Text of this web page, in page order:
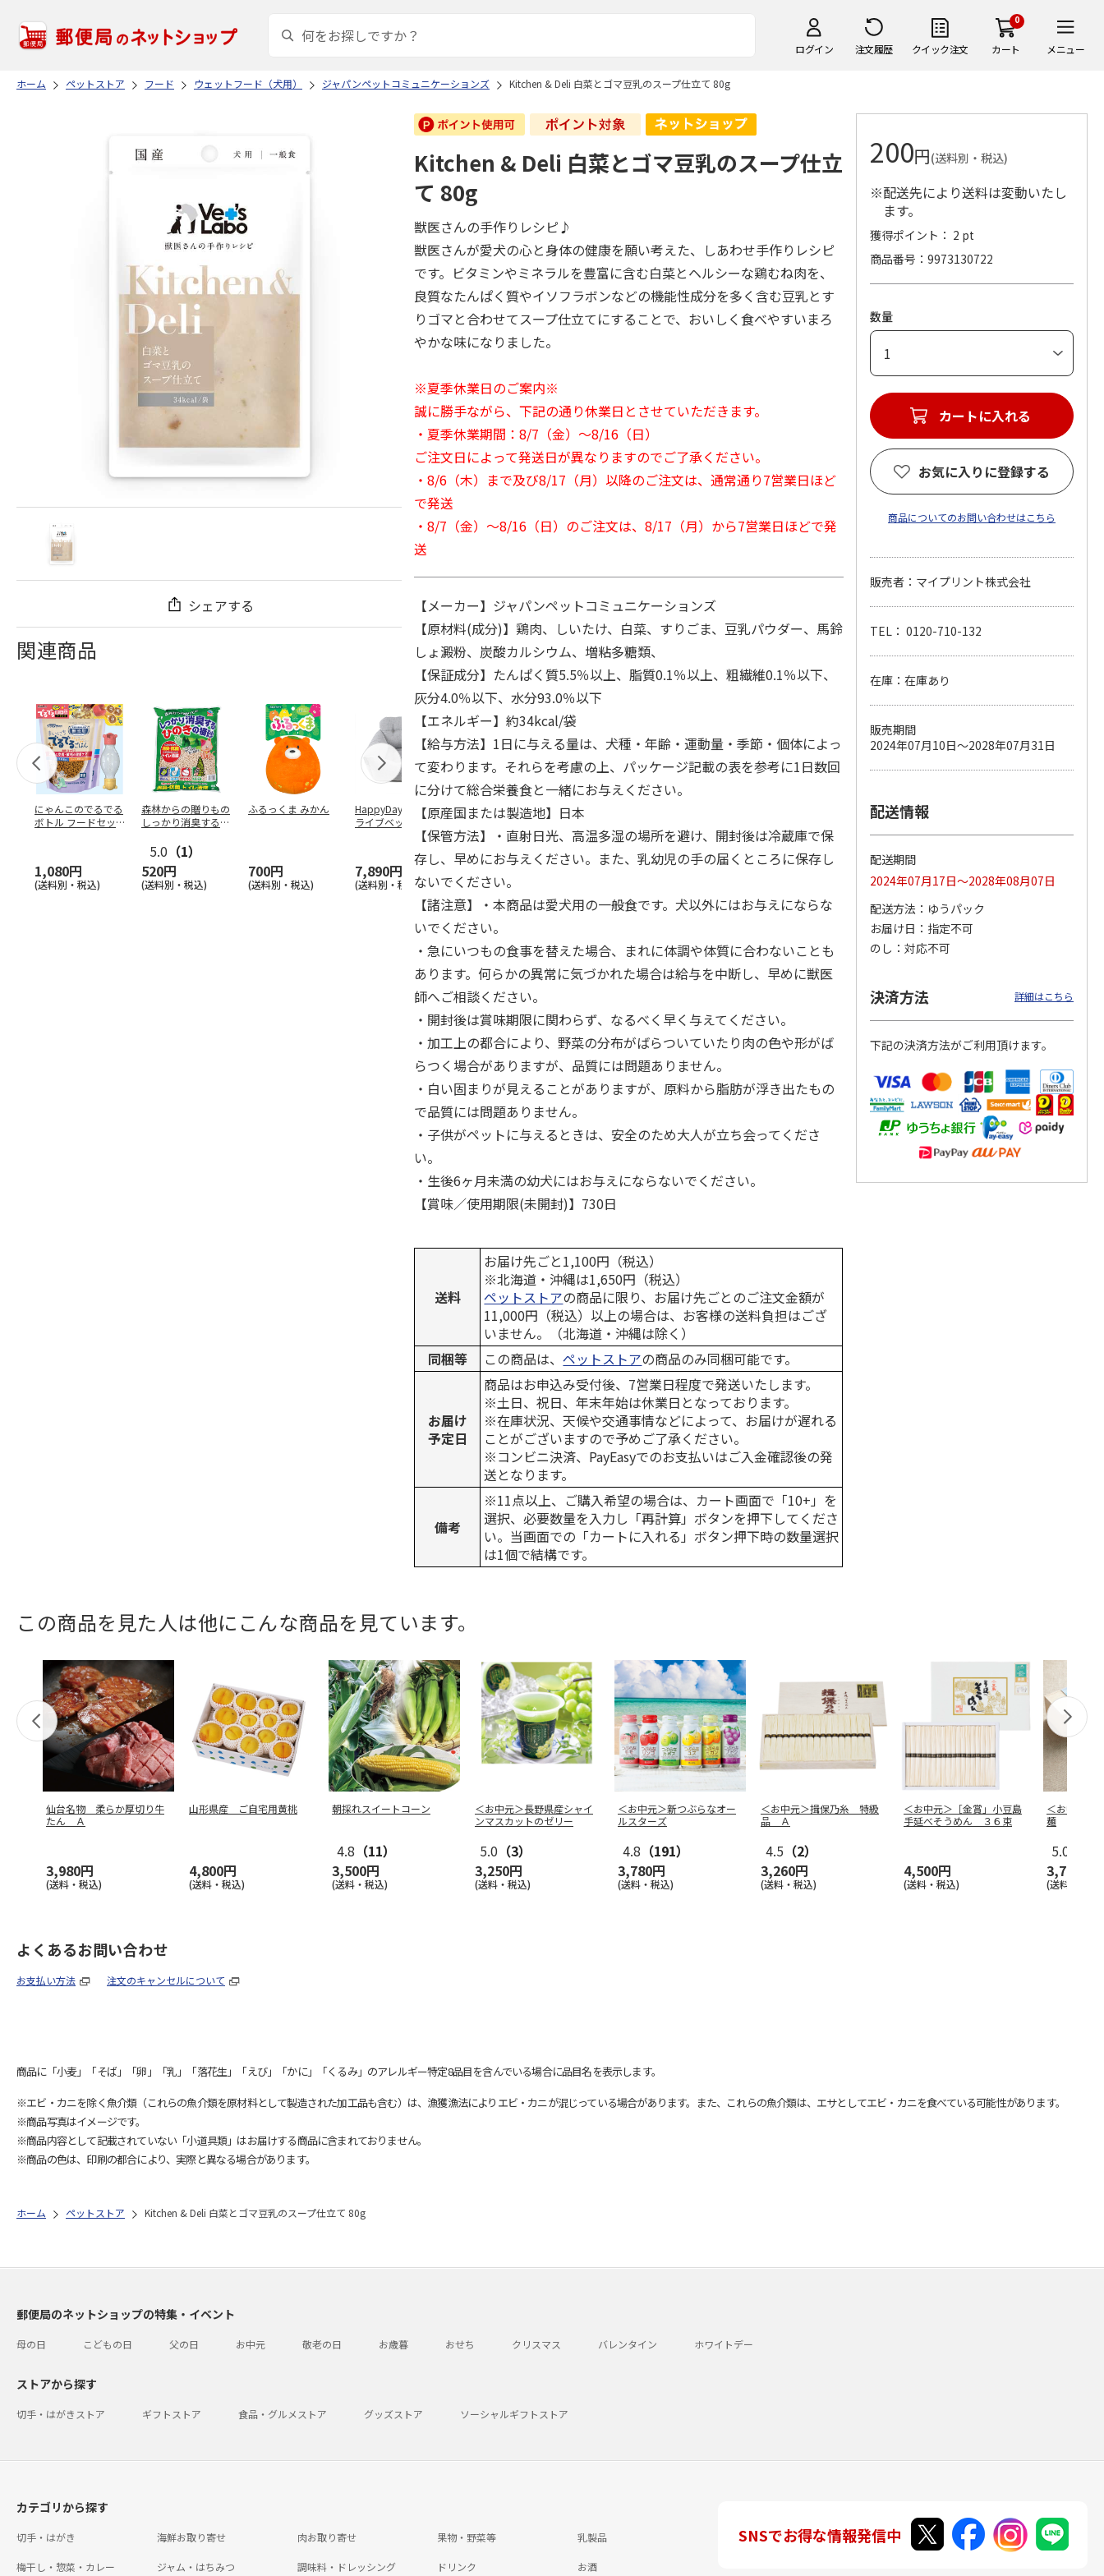
ログイン 注文履歴 クイック注文
0
カート メニュー
ホーム ペットストア フード ウェットフード（犬用） ジャパンペットコミュニケーションズ Kitchen & Deli 白菜とゴマ豆乳のスープ仕立て 80g
シェアする
関連商品
にゃんこのでるでる
ボトル フードセッ
1,080円
(送料別・税込)
森林からの贈りもの
しっかり消臭するひ
5.0 （1）
520円
(送料別・税込)
ふるっくま みかん
700円
(送料別・税込)
HappyDays 2wayド
ライブベッド グレ
7,890円
(送料別・税込)
獣医師開発 ニオイ
をとる砂専用 猫ト
イレ ナチュラルグ
1,550円
(送料別・税込)
デオトイレ 飛び散
らない消臭・抗菌サ
ンド 4L
1,320円
ぐるぐるボーン型 S
470円
こ用 まぐろ・かつ
120円
ペット線香 虹のか
なた フルーティフ
ローラルの香り
590円
(送料別・税込)
えBOX とりささ…
380円
(送料別・税込)
Kitchen & Deli 白菜とゴマ豆乳のスープ仕立
て 80g
獣医さんの手作りレシピ♪
獣医さんが愛犬の心と身体の健康を願い考えた、しあわせ手作りレシピ
です。ビタミンやミネラルを豊富に含む白菜とヘルシーな鶏むね肉を、
良質なたんぱく質やイソフラボンなどの機能性成分を多く含む豆乳とす
りゴマと合わせてスープ仕立てにすることで、おいしく食べやすいまろ
やかな味になりました。
※夏季休業日のご案内※
誠に勝手ながら、下記の通り休業日とさせていただきます。
・夏季休業期間：8/7（金）～8/16（日）
ご注文日によって発送日が異なりますのでご了承ください。
・8/6（木）まで及び8/17（月）以降のご注文は、通常通り7営業日ほど
で発送
・8/7（金）～8/16（日）のご注文は、8/17（月）から7営業日ほどで発
送
【メーカー】ジャパンペットコミュニケーションズ
【原材料(成分)】鶏肉、しいたけ、白菜、すりごま、豆乳パウダー、馬鈴
しょ澱粉、炭酸カルシウム、増粘多糖類、
【保証成分】たんぱく質5.5％以上、脂質0.1％以上、粗繊維0.1％以下、
灰分4.0％以下、水分93.0％以下
【エネルギー】約34kcal/袋
【給与方法】1日に与える量は、犬種・年齢・運動量・季節・個体によっ
て変わります。それらを考慮の上、パッケージ記載の表を参考に1日数回
に分けて総合栄養食と一緒にお与えください。
【原産国または製造地】日本
【保管方法】・直射日光、高温多湿の場所を避け、開封後は冷蔵庫で保
存し、早めにお与えください。また、乳幼児の手の届くところに保存し
ないでください。
【諸注意】・本商品は愛犬用の一般食です。犬以外にはお与えにならな
いでください。
・急にいつもの食事を替えた場合、まれに体調や体質に合わないことも
あります。何らかの異常に気づかれた場合は給与を中断し、早めに獣医
師へご相談ください。
・開封後は賞味期限に関わらず、なるべく早く与えてください。
・加工上の都合により、野菜の分布がばらついていたり肉の色や形がば
らつく場合がありますが、品質には問題ありません。
・白い固まりが見えることがありますが、原料から脂肪が浮き出たもの
で品質には問題ありません。
・子供がペットに与えるときは、安全のため大人が立ち会ってくださ
い。
・生後6ヶ月未満の幼犬にはお与えにならないでください。
【賞味／使用期限(未開封)】730日
送料
お届け先ごと1,100円（税込）
※北海道・沖縄は1,650円（税込）
ペットストアの商品に限り、お届け先ごとのご注文金額が
11,000円（税込）以上の場合は、お客様の送料負担はござ
いません。（北海道・沖縄は除く）
同梱等
この商品は、ペットストアの商品のみ同梱可能です。
お届け
予定日
商品はお申込み受付後、7営業日程度で発送いたします。
※土日、祝日、年末年始は休業日となっております。
※在庫状況、天候や交通事情などによって、お届けが遅れる
ことがございますので予めご了承ください。
※コンビニ決済、PayEasyでのお支払いはご入金確認後の発
送となります。
備考
※11点以上、ご購入希望の場合は、カート画面で「10+」を
選択、必要数量を入力し「再計算」ボタンを押下してくださ
い。当画面での「カートに入れる」ボタン押下時の数量選択
は1個で結構です。
200円(送料別・税込)
※配送先により送料は変動いたし
ます。
獲得ポイント： 2 pt
商品番号
9973130722
数量
カートに入れる
お気に入りに登録する
商品についてのお問い合わせはこちら
販売者：マイプリント株式会社
TEL： 0120-710-132
在庫：在庫あり
販売期間
2024年07月10日～2028年07月31日
配送情報
配送期間
2024年07月17日～2028年08月07日
配送方法
ゆうパック
お届け日
指定不可
のし
対応不可
決済方法 詳細はこちら
下記の決済方法がご利用頂けます。
この商品を見た人は他にこんな商品を見ています。
仙台名物 柔らか厚切り牛
たん Ａ
3,980円
(送料・税込)
山形県産 ご自宅用黄桃
4,800円
(送料・税込)
朝採れスイートコーン
4.8 （11）
3,500円
(送料・税込)
＜お中元＞長野県産シャイ
ンマスカットのゼリー
5.0 （3）
3,250円
(送料・税込)
＜お中元＞新つぶらなオー
ルスターズ
4.8 （191）
3,780円
(送料・税込)
＜お中元＞揖保乃糸 特級
品 Ａ
4.5 （2）
3,260円
(送料・税込)
＜お中元＞［金賞」小豆島
手延べそうめん ３６束
4,500円
(送料・税込)
＜お中元＞
麺
5.0
3,700円
(送料・税込)
よくあるお問い合わせ
お支払い方法 注文のキャンセルについて
商品に「小麦」「そば」「卵」「乳」「落花生」「えび」「かに」「くるみ」のアレルギー特定8品目を含んでいる場合に品目名を表示します。
※エビ・カニを除く魚介類（これらの魚介類を原材料として製造された加工品も含む）は、漁獲漁法によりエビ・カニが混じっている場合があります。また、これらの魚介類は、エサとしてエビ・カニを食べている可能性があります。
※商品写真はイメージです。
※商品内容として記載されていない「小道具類」はお届けする商品に含まれておりません。
※商品の色は、印刷の都合により、実際と異なる場合があります。
ホーム ペットストア Kitchen & Deli 白菜とゴマ豆乳のスープ仕立て 80g
郵便局のネットショップの特集・イベント
母の日 こどもの日 父の日 お中元 敬老の日 お歳暮 おせち クリスマス バレンタイン ホワイトデー
ストアから探す
切手・はがきストア ギフトストア 食品・グルメストア グッズストア ソーシャルギフトストア
カテゴリから探す
切手・はがき 海鮮お取り寄せ 肉お取り寄せ 果物・野菜等 乳製品
梅干し・惣菜・カレー ジャム・はちみつ 調味料・ドレッシング ドリンク お酒
SNSでお得な情報発信中